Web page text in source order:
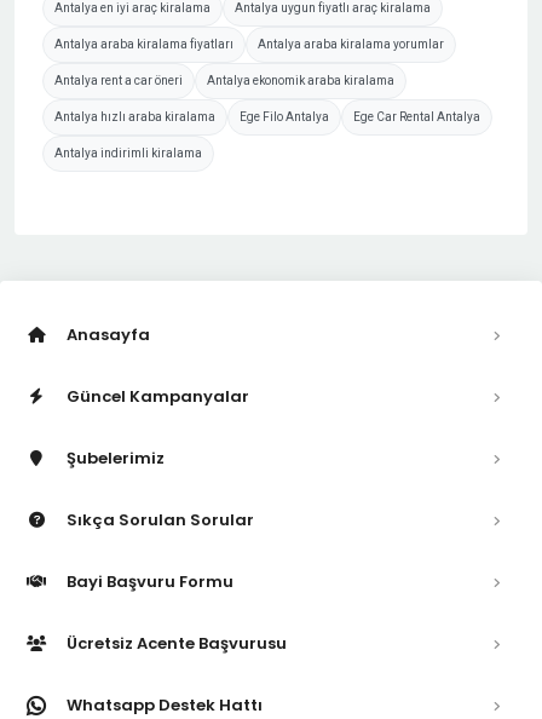
Antalya en iyi araç kiralama Antalya uygun fiyatlı araç kiralama
Antalya araba kiralama fiyatları Antalya araba kiralama yorumlar
Antalya rent a car öneri Antalya ekonomik araba kiralama
Antalya hızlı araba kiralama Ege Filo Antalya Ege Car Rental Antalya
Antalya indirimli kiralama
Anasayfa
Güncel Kampanyalar
Şubelerimiz
Sıkça Sorulan Sorular
Bayi Başvuru Formu
Ücretsiz Acente Başvurusu
Whatsapp Destek Hattı